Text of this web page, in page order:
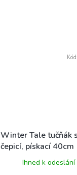
Winter Tale tučňák s
čepicí, pískací 40cm
Ihned k odeslání
Kód: